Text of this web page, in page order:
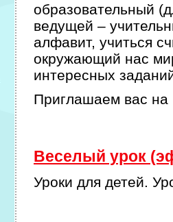
образовательный
ведущей –
алфавит, учиться
окружающий нас
интересных
Приглашаем вас
Веселый урок
Уроки для детей.